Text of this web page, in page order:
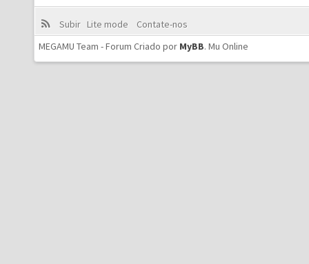
Subir Lite mode
Contate-nos
MEGAMU Team - Forum Criado por MyBB. Mu Online